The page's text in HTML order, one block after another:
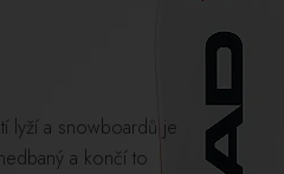
lyží a snowboardů je
a končí to